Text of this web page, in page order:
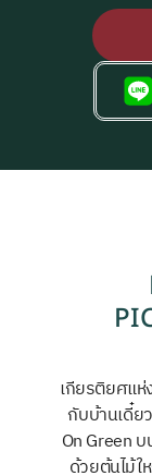
เกียรติยศแ
กับบ้านเดี๋ย
On Green
ด้วยต้นไม้